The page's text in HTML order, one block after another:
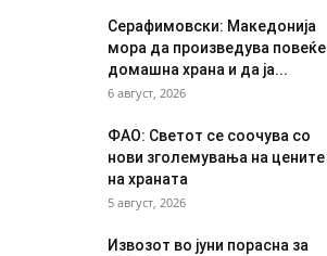
Серафимовски: Македонија
мора да произведува повеќе
домашна храна и да ја...
6 август, 2026
ФАО: Светот се соочува со
нови зголемувања на цените
на храната
5 август, 2026
Извозот во јуни порасна за